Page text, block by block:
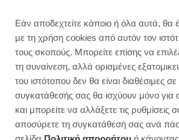
Το πιο δημοφιλές
του διαδικτύου |
Εάν αποδεχτείτε κάποιο ή όλα αυτά, θα
με τη χρήση cookies από αυτόν τον
τους σκοπούς. Μπορείτε επίσης να
τη συναίνεση, αλλά ορισμένες
του ιστότοπου δεν θα είναι διαθέσιμες
συγκατάθεσής σας θα ισχύουν μόνο για
και μπορείτε να αλλάξετε τις ρυθμίσεις
αποσύρετε τη συγκατάθεσή σας ανά